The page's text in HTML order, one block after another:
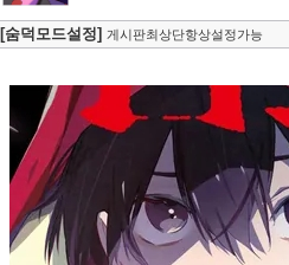
[숨덕모드설정] 게시판최상단항상설정가능